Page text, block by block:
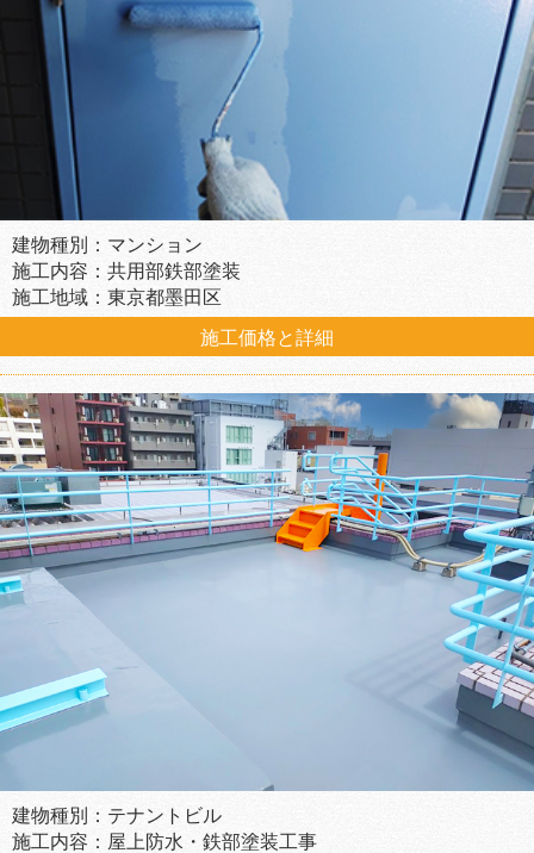
建物種別：マンション
施工内容：共用部鉄部塗装
施工地域：東京都墨田区
施工価格と詳細
建物種別：テナントビル
施工内容：屋上防水・鉄部塗装工事